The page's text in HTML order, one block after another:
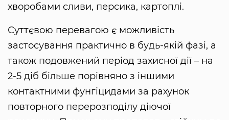
хворобами сливи, персика, картоплі.
Суттєвою перевагою є можливість
застосування практично в будь-якій фазі, а
також подовжений період захисної дії – на
2-5 діб більше порівняно з іншими
контактними фунгіцидами за рахунок
повторного перерозподілу діючої